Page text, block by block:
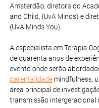
Amsterdão, diretora do
and Child, (UvA Minds) e
(UvA Minds You).
A especialista em Terapia
de quarenta anos de
evento onde serão
parentalidade mindfulness,
área principal de
transmissão intergeracional